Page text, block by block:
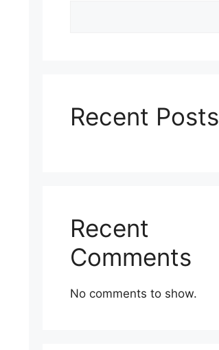
Recent Posts
Recent
Comments
No comments to show.